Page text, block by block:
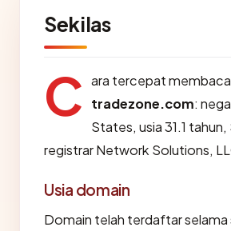
Sekilas
C ara tercepat membaca
tradezone.com:
States, usia 31.1 tahun,
registrar Network Solutions,
Usia domain
Domain telah terdaftar selama